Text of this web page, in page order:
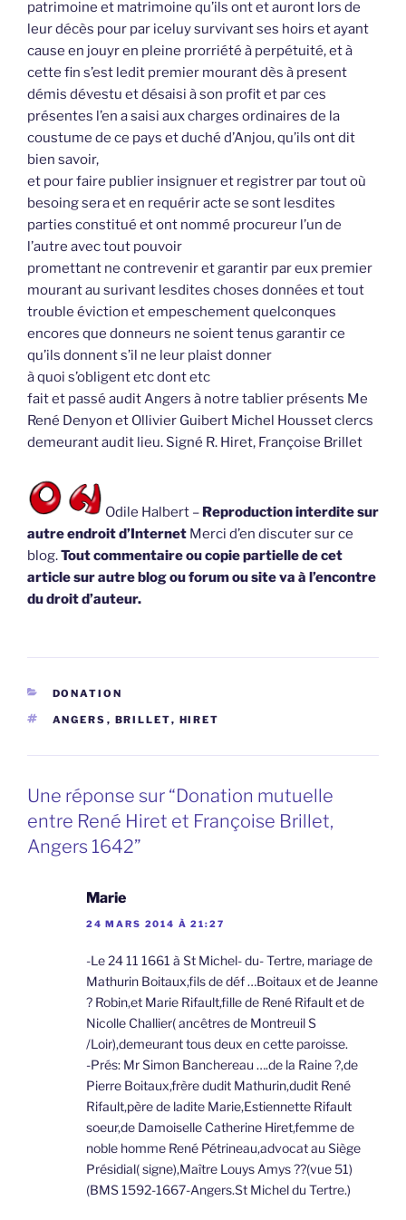
patrimoine et matrimoine qu’ils ont et auront lors de
leur décès pour par iceluy survivant ses hoirs et ayant
cause en jouyr en pleine prorriété à perpétuité, et à
cette fin s’est ledit premier mourant dès à present
démis dévestu et désaisi à son profit et par ces
présentes l’en a saisi aux charges ordinaires de la
coustume de ce pays et duché d’Anjou, qu’ils ont dit
bien savoir,
et pour faire publier insignuer et registrer par tout où
besoing sera et en requérir acte se sont lesdites
parties constitué et ont nommé procureur l’un de
l’autre avec tout pouvoir
promettant ne contrevenir et garantir par eux premier
mourant au surivant lesdites choses données et tout
trouble éviction et empeschement quelconques
encores que donneurs ne soient tenus garantir ce
qu’ils donnent s’il ne leur plaist donner
à quoi s’obligent etc dont etc
fait et passé audit Angers à notre tablier présents Me
René Denyon et Ollivier Guibert Michel Housset clercs
demeurant audit lieu. Signé R. Hiret, Françoise Brillet
Odile Halbert – Reproduction interdite sur
autre endroit d’Internet Merci d’en discuter sur ce
blog.Tout commentaire ou copie partielle de cet
article sur autre blog ou forum ou site va à l’encontre
du droit d’auteur.
CATÉGORIES
DONATION
ÉTIQUETTES
ANGERS , BRILLET, HIRET
Une réponse sur “Donation mutuelle
entre René Hiret et Françoise Brillet,
Angers 1642”
Marie
24 MARS 2014 À 21:27
-Le 24 11 1661 à St Michel- du- Tertre, mariage de
Mathurin Boitaux,fils de déf …Boitaux et de Jeanne
? Robin,et Marie Rifault,fille de René Rifault et de
Nicolle Challier( ancêtres de Montreuil S
/Loir),demeurant tous deux en cette paroisse.
-Prés: Mr Simon Banchereau ….de la Raine ?,de
Pierre Boitaux,frère dudit Mathurin,dudit René
Rifault,père de ladite Marie,Estiennette Rifault
soeur,de Damoiselle Catherine Hiret,femme de
noble homme René Pétrineau,advocat au Siège
Présidial( signe),Maître Louys Amys ??(vue 51)
(BMS 1592-1667-Angers.St Michel du Tertre.)